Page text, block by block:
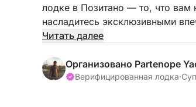
лодке в Позитано — то, что вам
насладитесь эксклюзивными
яхты, идеально подходящей
вдали от толпы, с ветром в
Читать далее
Организовано Partenope
Верифицированная лодка·